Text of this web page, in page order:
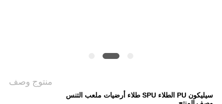
منتوج وصف
سيليكون PU الطلاء SPU طلاء أرضيات ملعب التنس